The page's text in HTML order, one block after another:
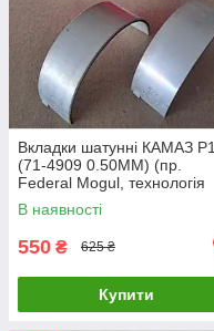
Вкладки шатунні КАМАЗ Р1
(71-4909 0.50MM) (пр.
Federal Mogul, технологія
Glyco) 7405.1000104 Р1
В наявності
550 ₴ 625 ₴
Купити